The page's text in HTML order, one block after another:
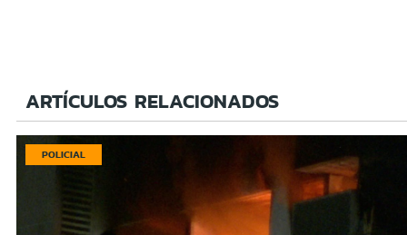
ARTÍCULOS RELACIONADOS
POLICIAL